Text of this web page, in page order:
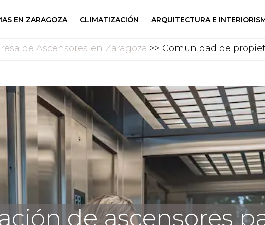
EN ZARAGOZA CLIMATIZACIÓN ARQUITECTURA E
de Ascensores en Zaragoza >> Comunidad de
de ascensores